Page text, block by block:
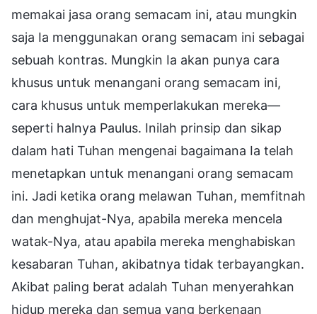
memakai jasa orang semacam ini, atau mungkin
saja Ia menggunakan orang semacam ini sebagai
sebuah kontras. Mungkin Ia akan punya cara
khusus untuk menangani orang semacam ini,
cara khusus untuk memperlakukan mereka—
seperti halnya Paulus. Inilah prinsip dan sikap
dalam hati Tuhan mengenai bagaimana Ia telah
menetapkan untuk menangani orang semacam
ini. Jadi ketika orang melawan Tuhan, memfitnah
dan menghujat-Nya, apabila mereka mencela
watak-Nya, atau apabila mereka menghabiskan
kesabaran Tuhan, akibatnya tidak terbayangkan.
Akibat paling berat adalah Tuhan menyerahkan
hidup mereka dan semua yang berkenaan